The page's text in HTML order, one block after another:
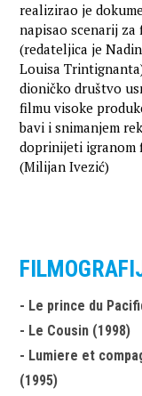
realizirao je
napisao scenarij
(redateljica je
Louisa
dioničko društvo
filmu visoke
bavi i snimanjem
doprinijeti igranom
(Milijan Ivezić)
- Le prince du
- Le Cousin (1998)
- Lumiere et
(1995)